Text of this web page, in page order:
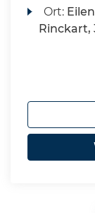
Ort:
Rinckart,